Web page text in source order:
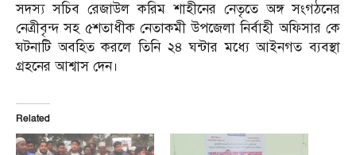
সদস্য সচিব রেজাউল করিম শাহীনের নেতৃতে অঙ্গ সংগঠনের
নেত্রীবৃন্দ সহ ৫শতাধীক নেতাকমী উপজেলা নির্বাহী অফিসার কে
ঘটনাটি অবহিত করলে তিনি ২৪ ঘন্টার মধ্যে আইনগত ব্যবস্থা
গ্রহনের আশ্বাস দেন।
Related